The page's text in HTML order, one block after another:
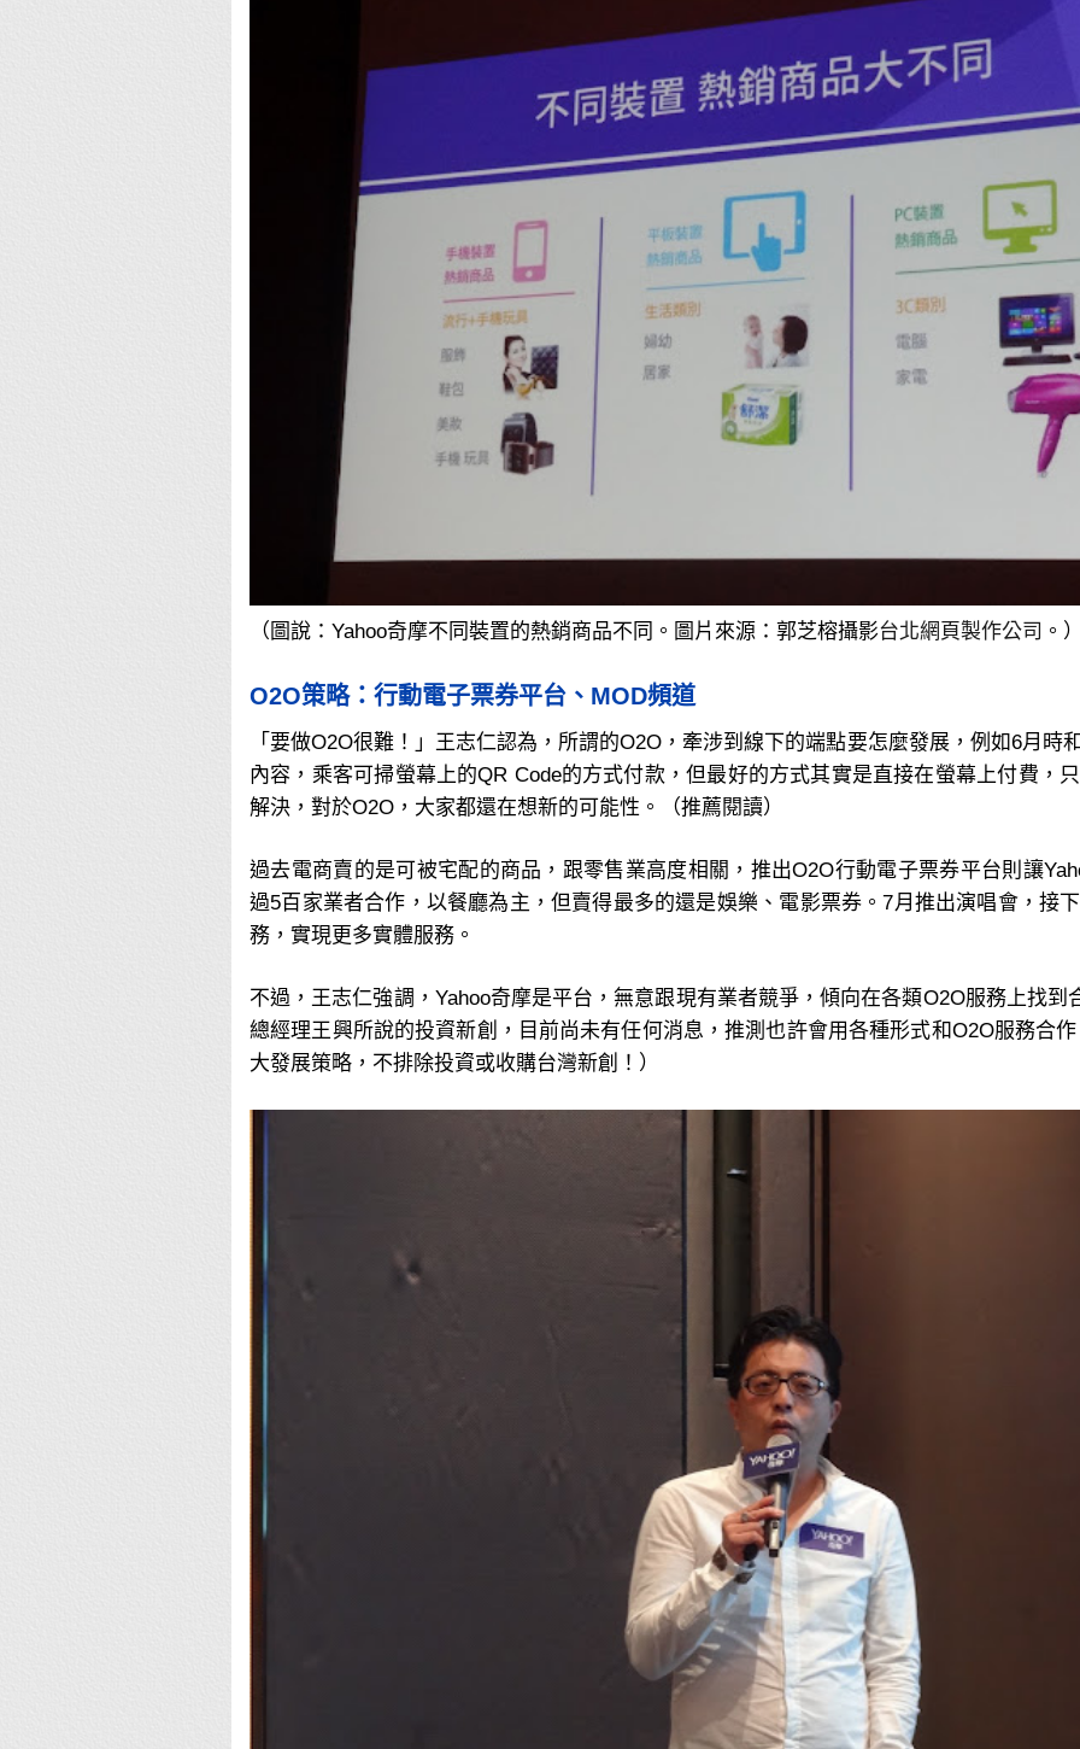
（圖說：Yahoo奇摩不同裝置的熱銷商品不同。圖片來源：郭芝榕攝影台北網頁製作公司 。
O2O策略：行動電子票券平台、MOD頻道
「要做O2O很難！」王志仁認為，所謂的O2O，牽涉到線下的端點要怎麼發展，例如6月時
內容，乘客可掃螢幕上的QR Code的方式付款，但最好的方式其實是直接在螢幕上付費，
解決，對於O2O，大家都還在想新的可能性。（推薦閱讀）
過去電商賣的是可被宅配的商品，跟零售業高度相關，推出O2O行動電子票券平台則讓
過5百家業者合作，以餐廳為主，但賣得最多的還是娛樂、電影票券。7月推出演唱會，接
務，實現更多實體服務。
不過，王志仁強調，Yahoo奇摩是平台，無意跟現有業者競爭，傾向在各類O2O服務上找到
總經理王興所說的投資新創，目前尚未有任何消息，推測也許會用各種形式和O2O服務合
大發展策略，不排除投資或收購台灣新創！）